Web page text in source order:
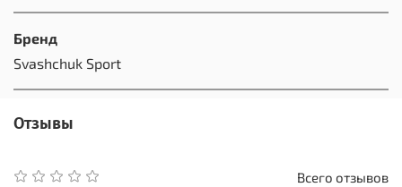
Бренд
Svashchuk Sport
Отзывы
Всего отзывов